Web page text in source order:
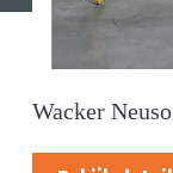
Wacker